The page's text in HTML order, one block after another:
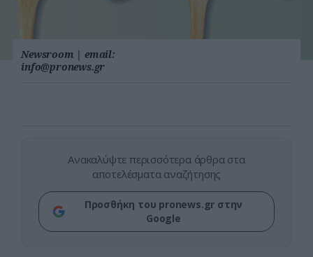
Newsroom | email:
info@pronews.gr
Ανακαλύψτε περισσότερα άρθρα στα
αποτελέσματα αναζήτησης
Προσθήκη του pronews.gr στην
Google